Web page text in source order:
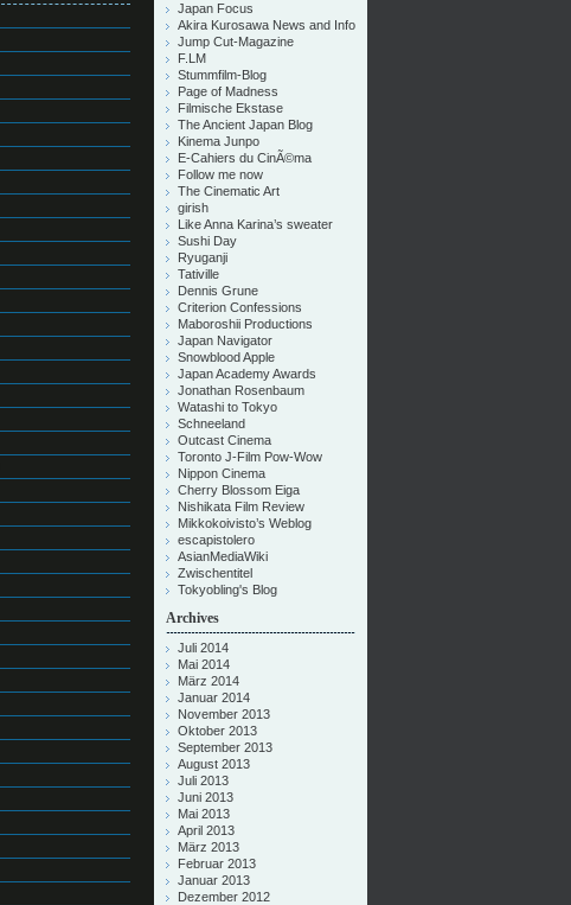
Japan Focus
Akira Kurosawa News and Info
Jump Cut-Magazine
F.LM
Stummfilm-Blog
Page of Madness
Filmische Ekstase
The Ancient Japan Blog
Kinema Junpo
E-Cahiers du CinÃ©ma
Follow me now
The Cinematic Art
girish
Like Anna Karina’s sweater
Sushi Day
Ryuganji
Tativille
Dennis Grune
Criterion Confessions
Maboroshii Productions
Japan Navigator
Snowblood Apple
Japan Academy Awards
Jonathan Rosenbaum
Watashi to Tokyo
Schneeland
Outcast Cinema
Toronto J-Film Pow-Wow
Nippon Cinema
Cherry Blossom Eiga
Nishikata Film Review
Mikkokoivisto’s Weblog
escapistolero
AsianMediaWiki
Zwischentitel
Tokyobling's Blog
Archives
Juli 2014
Mai 2014
März 2014
Januar 2014
November 2013
Oktober 2013
September 2013
August 2013
Juli 2013
Juni 2013
Mai 2013
April 2013
März 2013
Februar 2013
Januar 2013
Dezember 2012